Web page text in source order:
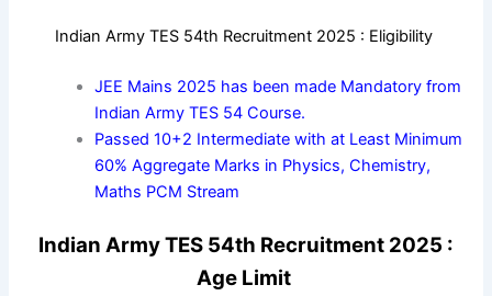
Indian Army TES 54th Recruitment 2025 : Eligibility
JEE Mains 2025 has been made Mandatory from
Indian Army TES 54 Course.
Passed 10+2 Intermediate with at Least Minimum
60% Aggregate Marks in Physics, Chemistry,
Maths PCM Stream
Indian Army TES 54th Recruitment 2025 :
Age Limit